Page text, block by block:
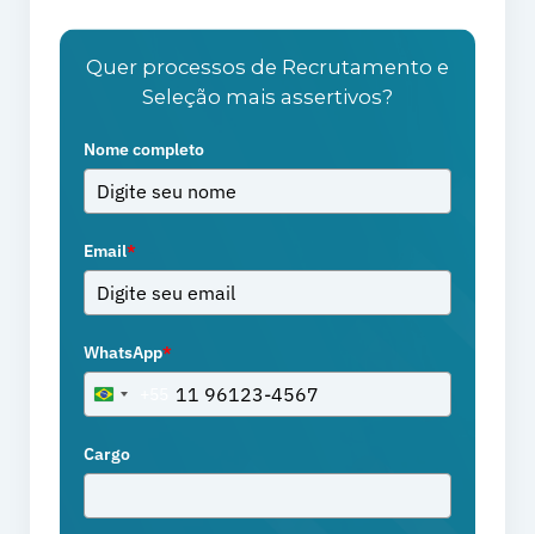
Quer processos de Recrutamento e
Seleção mais assertivos?
Nome completo
Email*
WhatsApp*
Brazil
Cargo